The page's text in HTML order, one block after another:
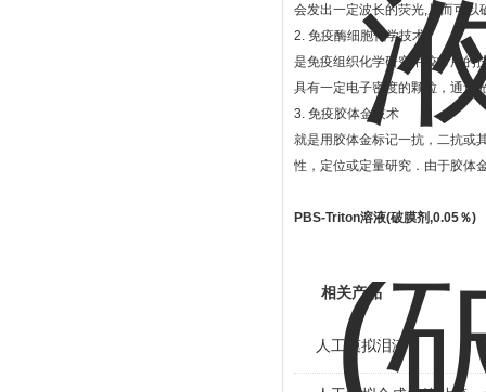
会发出一定波长的荧光,从而可以
2. 免疫酶细胞化学技术
是免疫组织化学研究中较常用的
具有一定电子密度的颗粒，通过
3. 免疫胶体金技术
就是用胶体金标记一抗，二抗或
性，定位或定量研究．由于胶体
PBS-Triton溶液(破膜剂,0.05％)
相关产品
人工模拟泪液